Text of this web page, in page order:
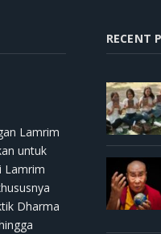
Lamrim
untuk
Lamrim
Dharma
RECENT